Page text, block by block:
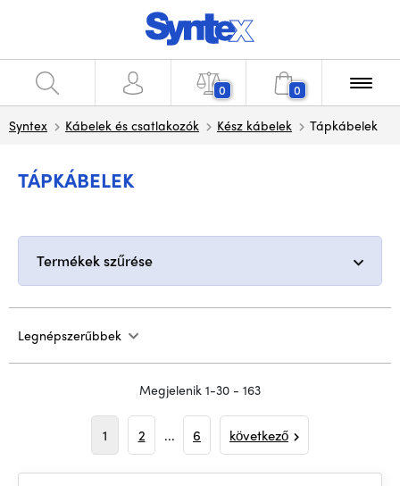
0 0
Syntex Kábelek és csatlakozók Kész kábelek Tápkábelek
TÁPKÁBELEK
Termékek szűrése
Legnépszerűbbek
Megjelenik 1-30 - 163
1 2 ... 6 következő